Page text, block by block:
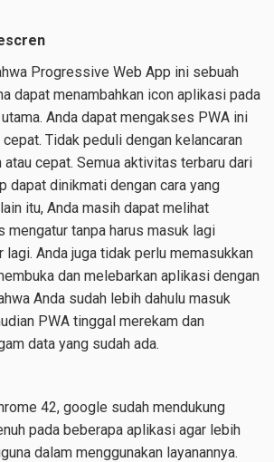
Progressive Web App ini sebuah
dapat menambahkan icon aplikasi pada
Anda dapat mengakses PWA ini
Tidak peduli dengan kelancaran
atau cepat. Semua aktivitas terbaru dari
dapat dinikmati dengan cara yang
itu, Anda masih dapat melihat
tanpa harus masuk lagi
Anda juga tidak perlu memasukkan
dan melebarkan aplikasi dengan
Anda sudah lebih dahulu masuk
PWA tinggal merekam dan
data yang sudah ada.
42, google sudah mendukung
pada beberapa aplikasi agar lebih
dalam menggunakan layanannya.